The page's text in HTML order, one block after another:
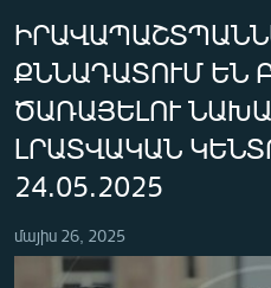
ԻՐԱՎՈՒՆՔ
ՏՆՏԵՍՈՒԹՅՈՒՆ
ՂԱՐԱԲԱՂ
ՏԱՐԱԾԱՇՐՋԱՆ
ՔՆՆԱԴԱՏՈՒՄ ԵՆ
ԾԱՌԱՅԵԼՈՒ
ԼՐԱՏՎԱԿԱՆ
24.05.2025
մայիս 26, 2025